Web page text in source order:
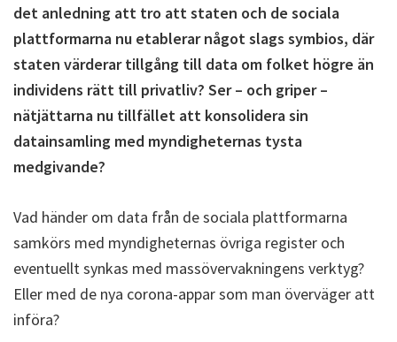
det anledning att tro att staten och de sociala
plattformarna nu etablerar något slags symbios, där
staten värderar tillgång till data om folket högre än
individens rätt till privatliv? Ser – och griper –
nätjättarna nu tillfället att konsolidera sin
datainsamling med myndigheternas tysta
medgivande?
Vad händer om data från de sociala plattformarna
samkörs med myndigheternas övriga register och
eventuellt synkas med massövervakningens verktyg?
Eller med de nya corona-appar som man överväger att
införa?